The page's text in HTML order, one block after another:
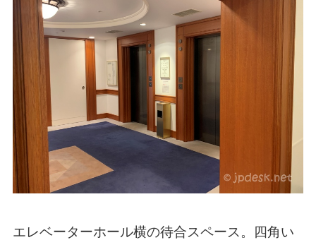
エレベーターホール横の待合スペース。四角い